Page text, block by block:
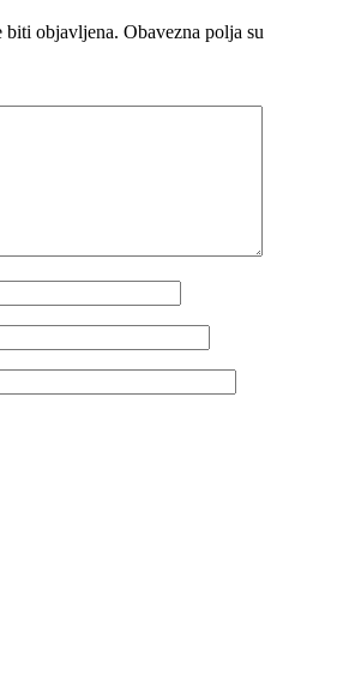
biti objavljena. Obavezna polja su